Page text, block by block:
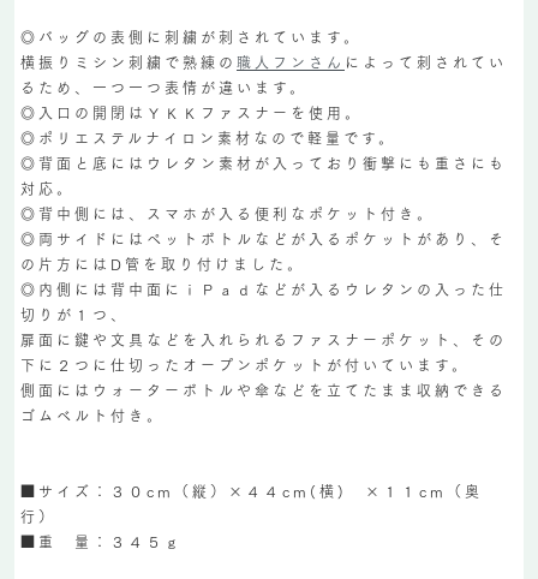
◎バッグの表側に刺繍が刺されています。
横振りミシン刺繍で熟練の 職人フンさん によって刺されてい
るため、一つ一つ表情が違います。
◎入口の開閉はＹＫＫファスナーを使用。
◎ポリエステルナイロン素材なので軽量です。
◎背面と底にはウレタン素材が入っており衝撃にも重さにも
対応。
◎背中側には、スマホが入る便利なポケット付き。
◎両サイドにはペットボトルなどが入るポケットがあり、そ
の片方にはD管を取り付けました。
◎内側には背中面にｉＰａｄなどが入るウレタンの入った仕
切りが１つ、
扉面に鍵や文具などを入れられるファスナーポケット、その
下に２つに仕切ったオープンポケットが付いています。
側面にはウォーターボトルや傘などを立てたまま収納できる
ゴムベルト付き。
■サイズ：３０cm（縦）×４４cm(横) ×１１cm（奥
行）
■重 量：３４５ｇ